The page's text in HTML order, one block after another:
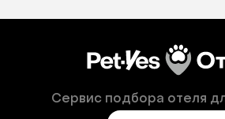
Сервис подбора отеля